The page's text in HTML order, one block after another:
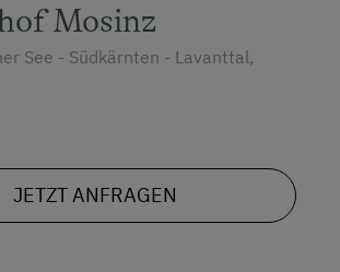
Mosinz
See - Südkärnten - Lavanttal,
JETZT ANFRAGEN